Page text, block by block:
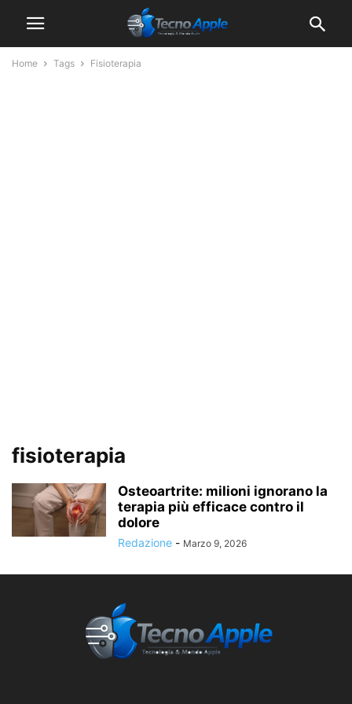
Home Tags Fisioterapia
fisioterapia
Osteoartrite: milioni ignorano la
terapia più efficace contro il
dolore
Redazione - Marzo 9, 2026